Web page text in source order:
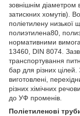
зовнішнім
затискних хомутів).
поліетилену низької
полиэтилена80,
нормативними
13460, DIN 8074.
транспортування
бар для різних цілей.
виготовлені,
різних хімічних
до УФ променів.
Поліетиленові